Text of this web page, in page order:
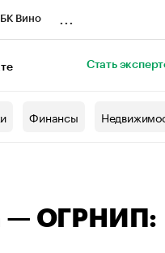
Вино
Стать
Финансы
— ОГРНИП: